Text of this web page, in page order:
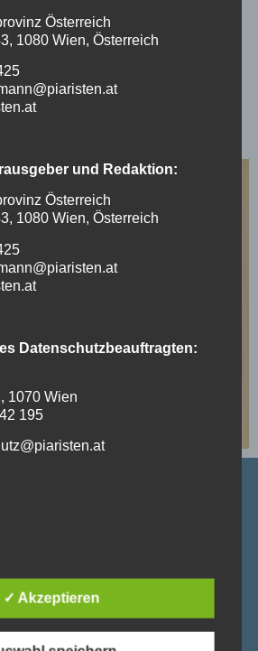
wurden anschließend auch
das Feiern in der Familie
mit Liedern und
heuer zum Thema
allen Sinnen”.
b.klausberger@piaristen.at
Österreich
1080 Wien, Österreich
und Redaktion:
Österreich
1080 Wien, Österreich
Datenschutzbeauftragten:
1070 Wien
195
Angaben zur Datenverarbeitung
klärt Sie über die
Zweck der Verarbeitung von
und der mit ihm verbundenen
✓ Akzeptieren